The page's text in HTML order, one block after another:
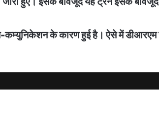
के कारण हुई है। ऐसे में डीआरएम